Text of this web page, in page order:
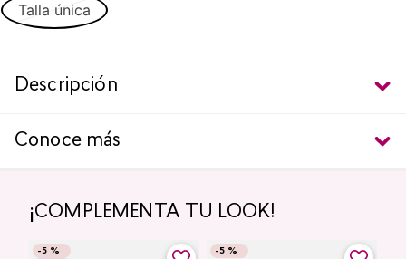
Talla única
Descripción
Conoce más
¡COMPLEMENTA TU LOOK!
-5 %
-5 %